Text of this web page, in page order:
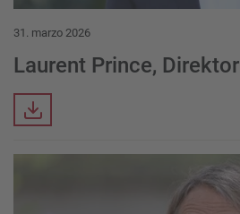
31. marzo 2026
Laurent Prince,
Downloads